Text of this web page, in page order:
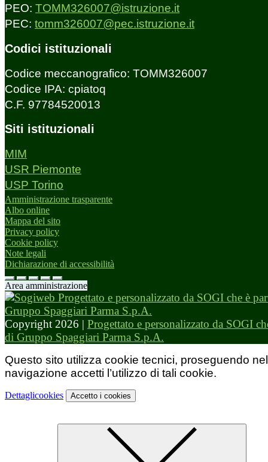
PEO: TOMM326007@istruzione.it
PEC: tomm326007@pec.istruzione.it
Codici istituzionali
Codice meccanografico: TOMM326007
Codice IPA: cpiatoq
C.F. 97784520013
Siti istituzionali
MIM
USR Piemonte
USP Torino
Amministrazione trasparente
Albo online
Mappa del sito
Privacy policy
Cookie policy
Note legali
Dichiarazione di accessibilità
Area amministrazione
Copyright 2026 | Progettato e personalizzato da SOGI
di Gruppo Spaggiari Parma S.p.A.
Questo sito utilizza cookie tecnici, proseguendo
navigazione accetti l’utilizzo di tali cookie.
Dettaglicookies Accetto i cookies